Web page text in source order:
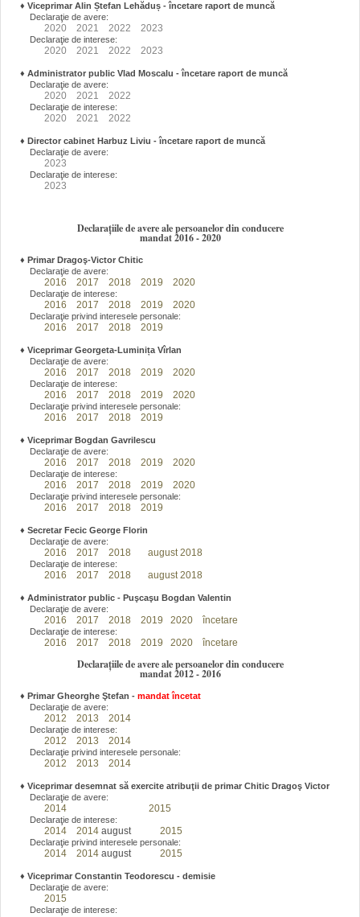
♦ Viceprimar Alin Ștefan Lehăduș - încetare raport de muncă
Declaraţie de avere:
2020 2021 2022 2023
Declaraţie de interese:
2020 2021 2022 2023
♦ Administrator public Vlad Moscalu - încetare raport de muncă
Declaraţie de avere:
2020 2021 2022
Declaraţie de interese:
2020 2021 2022
♦ Director cabinet Harbuz Liviu - încetare raport de muncă
Declaraţie de avere:
2023
Declaraţie de interese:
2023
Declarațiile de avere ale persoanelor din conducere
mandat 2016 - 2020
♦ Primar Dragoş-Victor Chitic
Declaraţie de avere:
2016 2017 2018 2019 2020
Declaraţie de interese:
2016 2017 2018 2019 2020
Declaraţie privind interesele personale:
2016 2017 2018 2019
♦ Viceprimar Georgeta-Luminița Vîrlan
Declaraţie de avere:
2016 2017 2018 2019 2020
Declaraţie de interese:
2016 2017 2018 2019 2020
Declaraţie privind interesele personale:
2016 2017 2018 2019
♦ Viceprimar Bogdan Gavrilescu
Declaraţie de avere:
2016 2017 2018 2019 2020
Declaraţie de interese:
2016 2017 2018 2019 2020
Declaraţie privind interesele personale:
2016 2017 2018 2019
♦ Secretar Fecic George Florin
Declaraţie de avere:
2016 2017 2018 august 2018
Declaraţie de interese:
2016 2017 2018 august 2018
♦ Administrator public - Puşcaşu Bogdan Valentin
Declaraţie de avere:
2016 2017 2018 2019 2020 încetare
Declaraţie de interese:
2016 2017 2018 2019 2020 încetare
Declarațiile de avere ale persoanelor din conducere
mandat 2012 - 2016
♦ Primar Gheorghe Ştefan - mandat încetat
Declaraţie de avere:
2012 2013 2014
Declaraţie de interese:
2012 2013 2014
Declaraţie privind interesele personale:
2012 2013 2014
♦ Viceprimar desemnat să exercite atribuţii de primar Chitic Dragoş Victor
Declaraţie de avere:
2014 2015
Declaraţie de interese:
2014 2014 august 2015
Declaraţie privind interesele personale:
2014 2014 august 2015
♦ Viceprimar Constantin Teodorescu - demisie
Declaraţie de avere:
2015
Declaraţie de interese: